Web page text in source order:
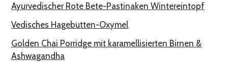
Ayurvedischer Rote Bete-Pastinaken Wintereintopf
Vedisches Hagebutten-Oxymel
Golden Chai Porridge mit karamellisierten Birnen &
Ashwagandha